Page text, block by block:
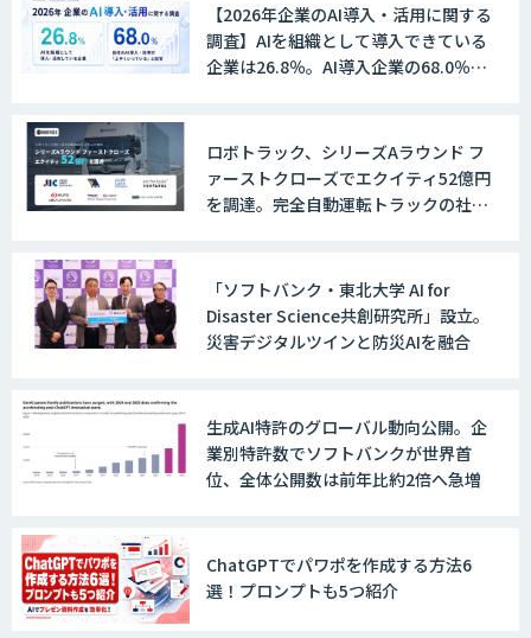
【2026年企業のAI導入・活用に関する
調査】AIを組織として導入できている
企業は26.8％。AI導入企業の68.0％
ロボトラック、シリーズAラウンド フ
ァーストクローズでエクイティ52億円
を調達。完全自動運転トラックの社会
「ソフトバンク・東北大学 AI for
Disaster Science共創研究所」設立。
災害デジタルツインと防災AIを融合
生成AI特許のグローバル動向公開。企
業別特許数でソフトバンクが世界首
位、全体公開数は前年比約2倍へ急増
ChatGPTでパワポを作成する方法6
選！プロンプトも5つ紹介